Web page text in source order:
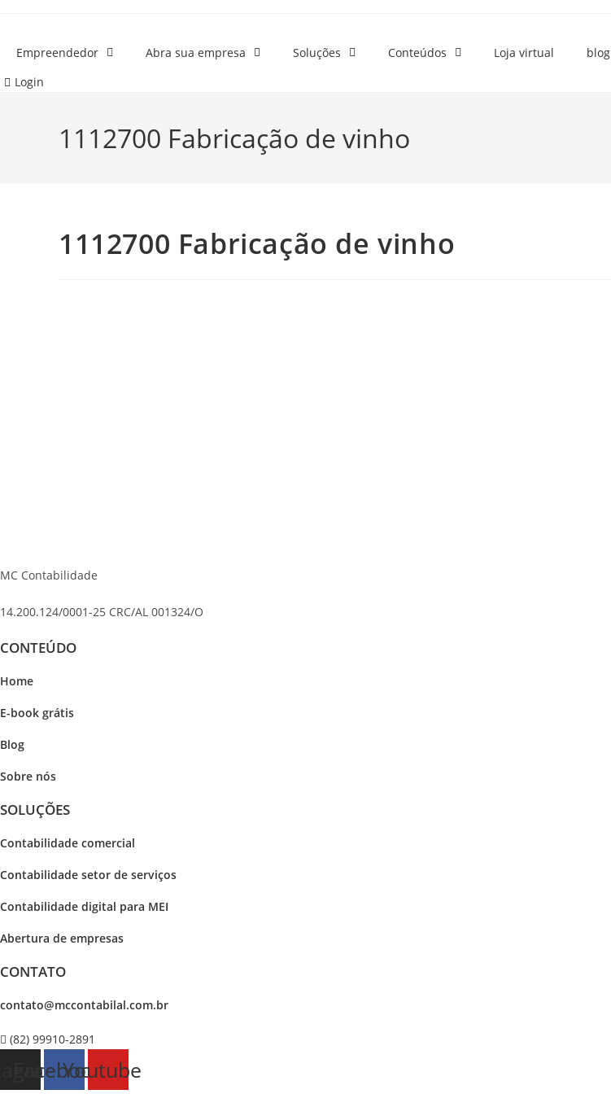
Empreendedor Abra sua empresa Soluções Conteúdos Loja virtual blog
Login
1112700 Fabricação de vinho
1112700 Fabricação de vinho
MC Contabilidade
14.200.124/0001-25 CRC/AL 001324/O
CONTEÚDO
Home
E-book grátis
Blog
Sobre nós
SOLUÇÕES
Contabilidade comercial
Contabilidade setor de serviços
Contabilidade digital para MEI
Abertura de empresas
CONTATO
contato@mccontabilal.com.br
(82) 99910-2891
Facebook
Youtube